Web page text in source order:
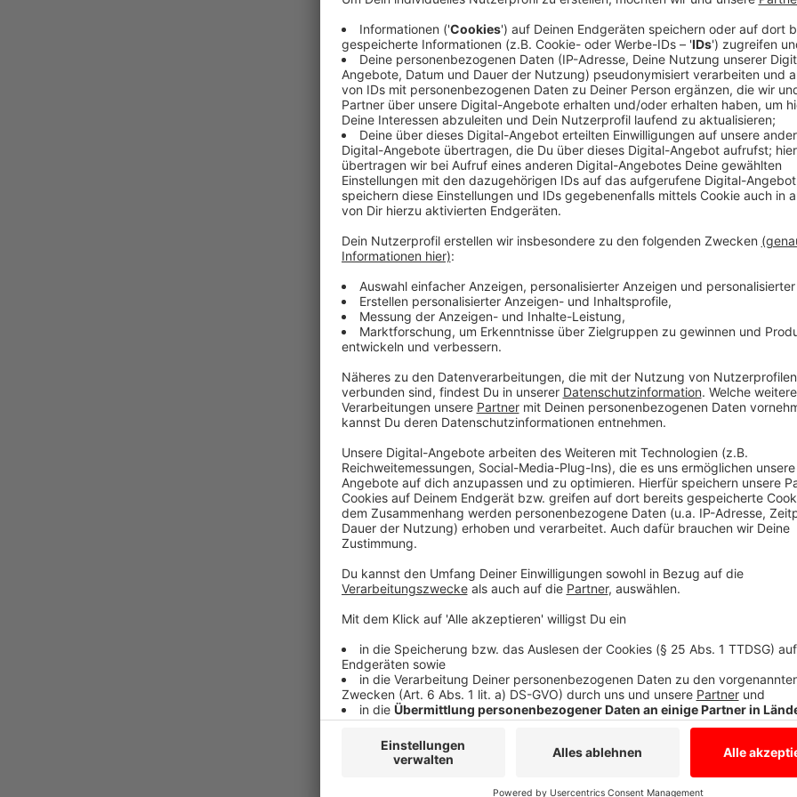
Veröffentlicht: Donnerstag, 30.01.2020 16:30
Anzeige
Bei der "Aktiven Liste" dabei sind u.a. der Ex-Linke
(r.) und der ehemalige SPD-Fraktionsvorsitzende
Anzeige
Udo Reiter nennt die Wahlkampfthemen
Weitere Gründungsmitglieder sind u.a. Florian Tenk
Anzeige
Die Wählervereinigung ist zuversichtlich,
finden. Ob sie auch einen eigenen
Udo Reiter und die Stadtpolitik